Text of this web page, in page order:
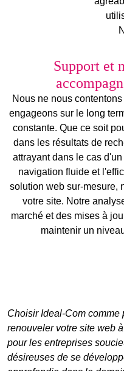
Support et
Nous ne nous
engageons sur le long
constante. Que ce soit
dans les résultats de
attrayant dans le cas
navigation fluide et
solution web sur-mesure,
votre site. Notre
marché et des mises à
maintenir un
Choisir Ideal-Com comme
renouveler votre site web
pour les entreprises
désireuses de se